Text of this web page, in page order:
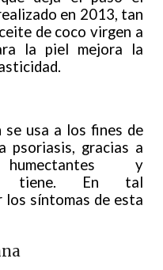
en 2013, tan
de coco virgen a
la piel mejora la
se usa a los fines de
psoriasis, gracias a
y
tiene. En tal
síntomas de esta